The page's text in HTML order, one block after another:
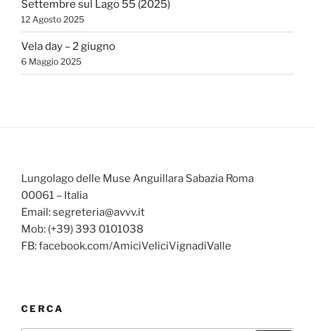
Settembre sul Lago 55 (2025)
12 Agosto 2025
Vela day – 2 giugno
6 Maggio 2025
Lungolago delle Muse Anguillara Sabazia Roma
00061 – Italia
Email: segreteria@avvv.it
Mob: (+39) 393 0101038
FB: facebook.com/AmiciVeliciVignadiValle
CERCA